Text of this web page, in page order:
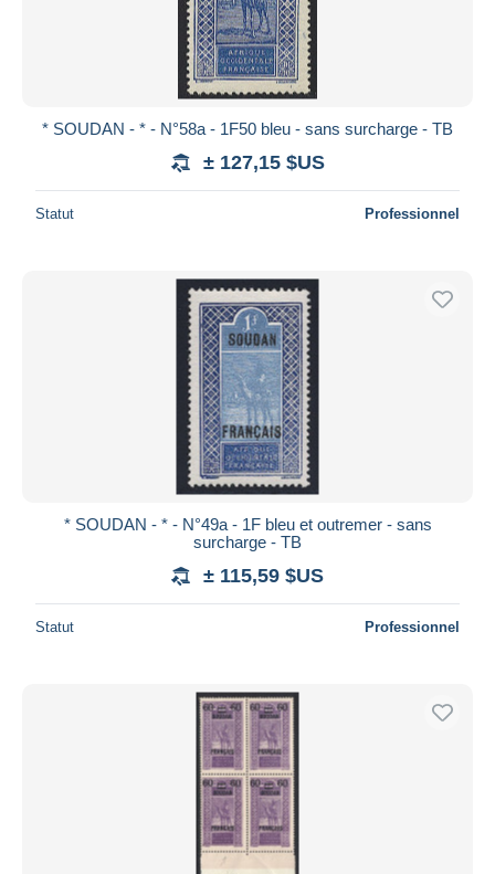
* SOUDAN - * - N°58a - 1F50 bleu - sans surcharge - TB
± 127,15 $US
Statut Professionnel
* SOUDAN - * - N°49a - 1F bleu et outremer - sans
surcharge - TB
± 115,59 $US
Statut Professionnel